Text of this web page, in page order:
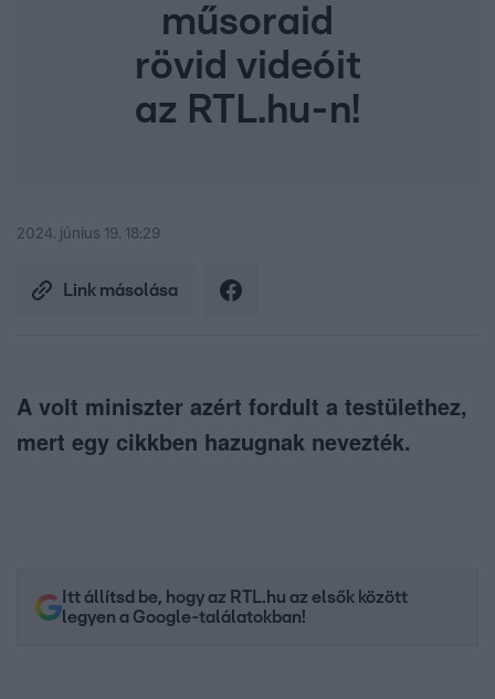
műsoraid
rövid videóit
az RTL.hu-n!
2024. június 19. 18:29
Link másolása
A volt miniszter azért fordult a testülethez,
mert egy cikkben hazugnak nevezték.
Itt állítsd be, hogy az RTL.hu az elsők között
legyen a Google-találatokban!